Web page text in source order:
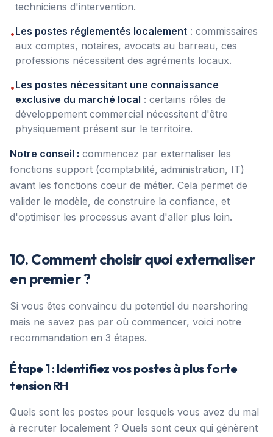
techniciens d'intervention.
•Les postes réglementés localement : commissaires
aux comptes, notaires, avocats au barreau, ces
professions nécessitent des agréments locaux.
•Les postes nécessitant une connaissance
exclusive du marché local : certains rôles de
développement commercial nécessitent d'être
physiquement présent sur le territoire.
Notre conseil : commencez par externaliser les
fonctions support (comptabilité, administration, IT)
avant les fonctions cœur de métier. Cela permet de
valider le modèle, de construire la confiance, et
d'optimiser les processus avant d'aller plus loin.
10. Comment choisir quoi externaliser
en premier ?
Si vous êtes convaincu du potentiel du nearshoring
mais ne savez pas par où commencer, voici notre
recommandation en 3 étapes.
Étape 1 : Identifiez vos postes à plus forte
tension RH
Quels sont les postes pour lesquels vous avez du mal
à recruter localement ? Quels sont ceux qui génèrent